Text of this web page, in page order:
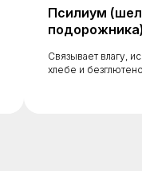
Псилиум
Связывает влагу,
хлебе и